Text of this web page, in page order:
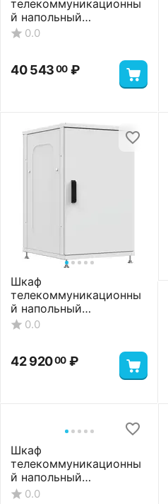
телекоммуникационны
й напольный
ШТНП-22U-600-600-С-
0.0
40 54300 ₽
Шкаф
телекоммуникационны
й напольный
ШТНП-22U-600-800-М-
0.0
42 92000 ₽
Шкаф
телекоммуникационны
й напольный
ШТНП-22U-600-800-П-
0.0